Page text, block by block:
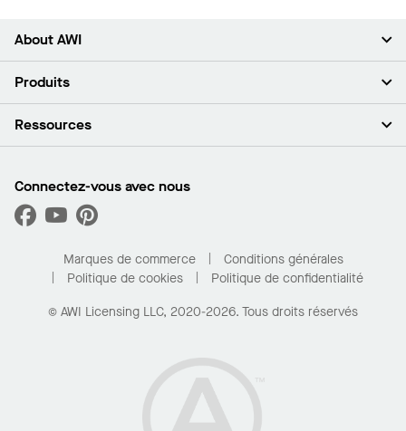
About AWI
À propos de nous
Espace presse
Quelles sont mes options d’achat?
Produits
Plafonds
Capacités sur mesure
Performance
Ressources
Trouver un distributeur
Trouver un distributeur
Pour la maison
Connectez-vous avec nous
Marques de commerce
Conditions générales
Politique de cookies
Politique de confidentialité
© AWI Licensing LLC, 2020-2026. Tous droits réservés